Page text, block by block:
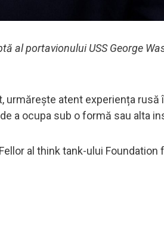
al portavionului USS George
atent experiența rusă
a ocupa sub o formă sau alta
al think tank-ului Foundation